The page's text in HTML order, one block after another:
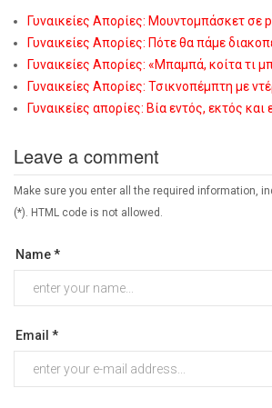
Γυναικείες Απορίες: Μουντομπάσκετ σε
Γυναικείες Απορίες: Πότε θα πάμε
Γυναικείες Απορίες: «Μπαμπά, κοίτα τι
Γυναικείες Απορίες: Τσικνοπέμπτη με
Γυναικείες απορίες: Βία εντός, εκτός και
Leave a comment
Make sure you enter all the required information,
(*). HTML code is not allowed.
Name *
Email *